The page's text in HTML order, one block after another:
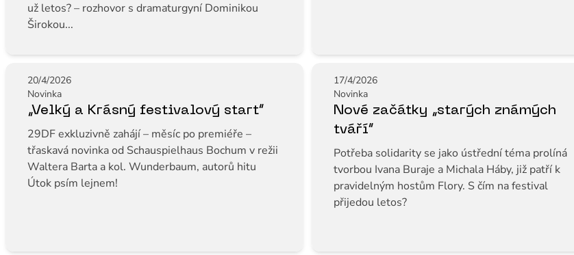
už letos? – rozhovor s dramaturgyní Dominikou
Širokou...
20/4/2026
Novinka
„Velký a Krásný festivalový start“
29DF exkluzivně zahájí – měsíc po premiéře –
třaskavá novinka od Schauspielhaus Bochum v režii
Waltera Barta a kol. Wunderbaum, autorů hitu
Útok psím lejnem!
17/4/2026
Novinka
Nové začátky „starých známých
tváří“
Potřeba solidarity se jako ústřední téma prolíná
tvorbou Ivana Buraje a Michala Háby, již patří k
pravidelným hostům Flory. S čím na festival
přijedou letos?